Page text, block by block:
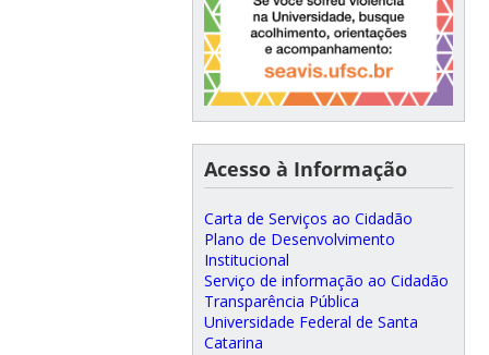
Acesso à Informação
Carta de Serviços ao Cidadão
Plano de Desenvolvimento
Institucional
Serviço de informação ao Cidadão
Transparência Pública
Universidade Federal de Santa
Catarina